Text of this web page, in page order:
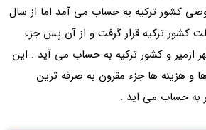
کشور ترکیه به حساب می آمد اما از سال
دولت کشور ترکیه قرار گرفت و از آن پس جزء
ازمیر و کشور ترکیه به حساب می آید . این
و هزینه ها جزء مقرون به صرفه ترین
به حساب می اید .